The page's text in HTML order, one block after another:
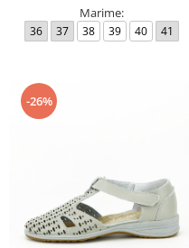
Marime:
36 37 38 39 40 41
-26%